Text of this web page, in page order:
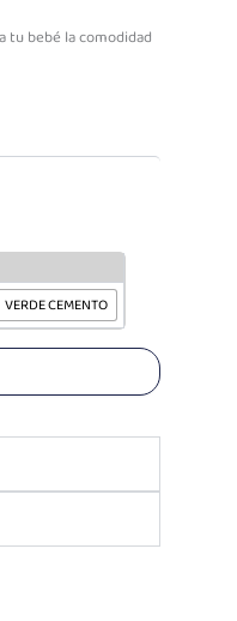
tu bebé la comodidad
VERDE CEMENTO